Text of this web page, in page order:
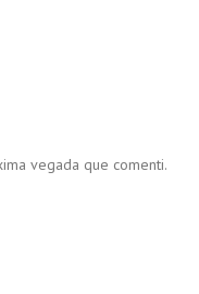
vegada que comenti.